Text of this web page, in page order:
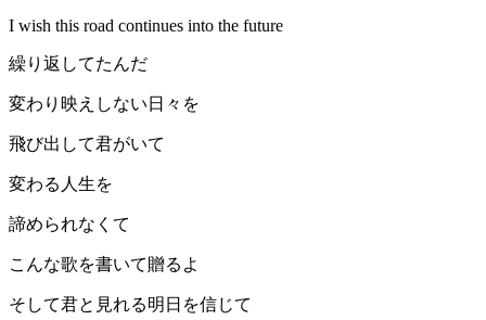
I wish this road continues into the future
繰り返してたんだ
変わり映えしない日々を
飛び出して君がいて
変わる人生を
諦められなくて
こんな歌を書いて贈るよ
そして君と見れる明日を信じて